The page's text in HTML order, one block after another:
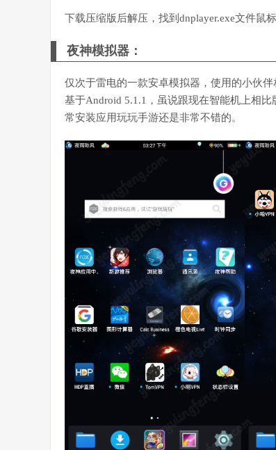
下载压缩版后解压，找到dnplayer.exe文件鼠
夜神模拟器：
仅次于雷电的一款安卓模拟器，使用的小伙
基于Android 5.1.1，虽说跟现在智能机上相
常安装应用玩玩手游还是非常不错的。